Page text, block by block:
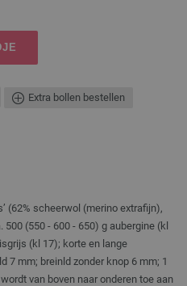
Extra bollen bestellen
(62% scheerwol (merino extrafijn),
(550 - 600 - 650) g aubergine (kl
(kl 17); korte en lange
7 mm; breinld zonder knop 6 mm; 1
van boven naar onderen toe aan